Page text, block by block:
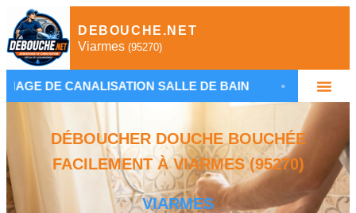
DEBOUCHE.NET
Viarmes (95270)
SALLE DE BAIN • PLOMBIER
DÉBOUCHER DOUCHE BOUCHÉE
FACILEMENT À VIARMES (95270)
VIARMES